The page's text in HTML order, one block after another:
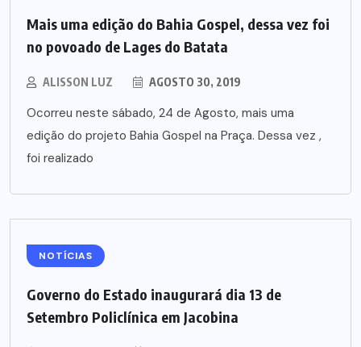
Mais uma edição do Bahia Gospel, dessa vez foi
no povoado de Lages do Batata
ALISSON LUZ AGOSTO 30, 2019
Ocorreu neste sábado, 24 de Agosto, mais uma
edição do projeto Bahia Gospel na Praça. Dessa vez ,
foi realizado
NOTÍCIAS
Governo do Estado inaugurará dia 13 de
Setembro Policlínica em Jacobina